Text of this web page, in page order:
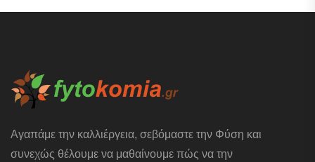
Αγαπάμε την καλλιέργεια, σεβόμαστε την Φύση και
συνεχώς θέλουμε να μαθαίνουμε πώς να την